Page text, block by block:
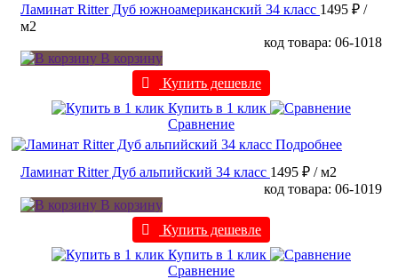
Ламинат Ritter Дуб южноамериканский 34 класс 1495 ₽ /
м2
код товара: 06-1018
В корзину
Купить дешевле
Купить в 1 клик
Сравнение
Подробнее
Ламинат Ritter Дуб альпийский 34 класс 1495 ₽ / м2
код товара: 06-1019
В корзину
Купить дешевле
Купить в 1 клик
Сравнение